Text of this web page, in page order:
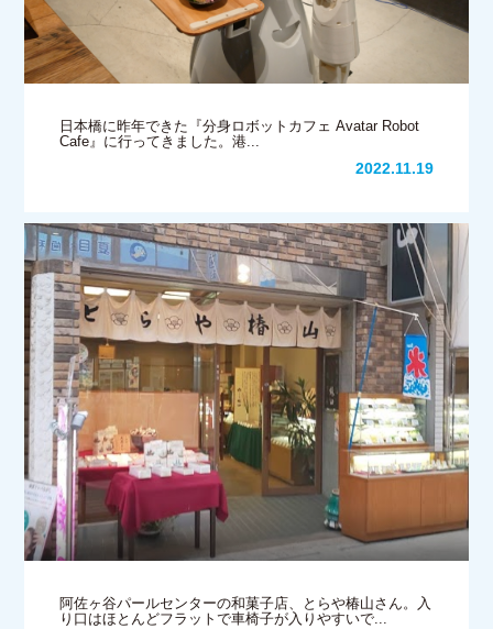
日本橋に昨年できた『分身ロボットカフェ Avatar Robot
Cafe』に行ってきました。港...
2022.11.19
阿佐ヶ谷パールセンターの和菓子店、とらや椿山さん。入
り口はほとんどフラットで車椅子が入りやすいで...